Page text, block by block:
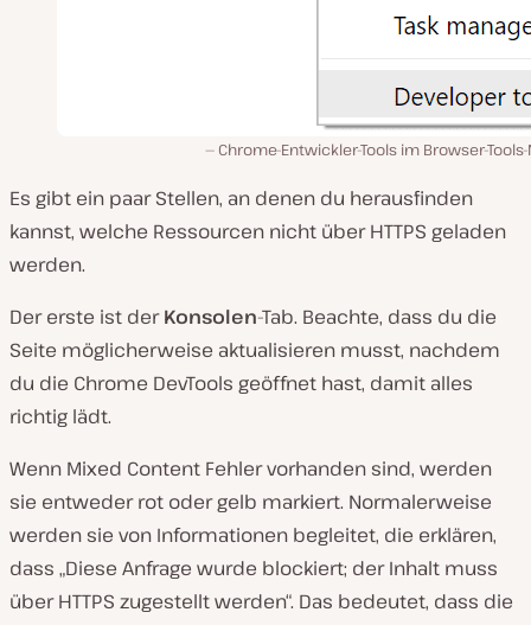
Chrome-Entwickler-Tools im Browser-
Es gibt ein paar Stellen, an denen du herausfinden
kannst, welche Ressourcen nicht über HTTPS geladen
werden.
Der erste ist derKonsolen-Tab. Beachte, dass du die
Seite möglicherweise aktualisieren musst, nachdem
du die Chrome DevTools geöffnet hast, damit alles
richtig lädt.
Wenn Mixed Content Fehler vorhanden sind, werden
sie entweder rot oder gelb markiert. Normalerweise
werden sie von Informationen begleitet, die erklären,
dass „Diese Anfrage wurde blockiert; der Inhalt muss
über HTTPS zugestellt werden“. Das bedeutet, dass die